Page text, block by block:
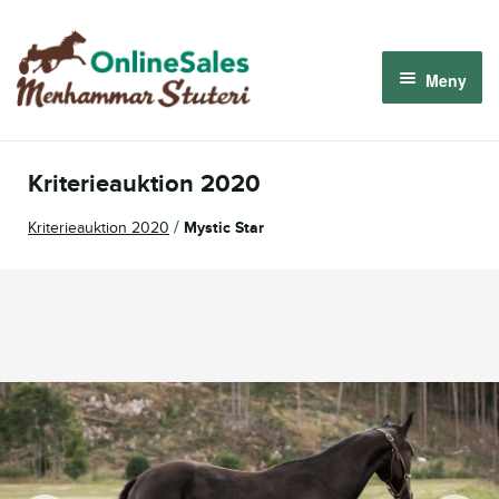
Hoppa
till
navigering
Hoppa
till
innehåll
Meny
Logga in
Kriterieauktion 2020
Kriterieauktion 2020 / Mystic Star